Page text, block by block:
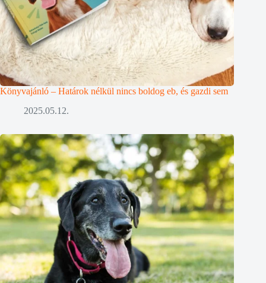
Könyvajánló – Határok nélkül nincs boldog eb, és gazdi sem
2025.05.12.